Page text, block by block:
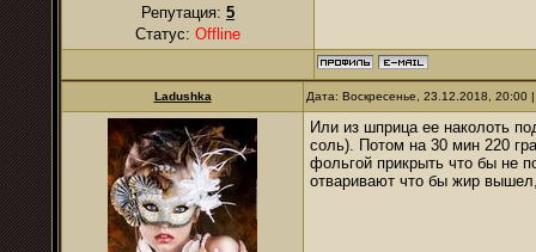
Репутация: 5
Статус: Offline
Ladushka Дата: Воскресенье, 23.12.2018,
Или из шприца ее наколоть
соль). Потом на 30 мин 220
фольгой прикрыть что бы не
отваривают что бы жир